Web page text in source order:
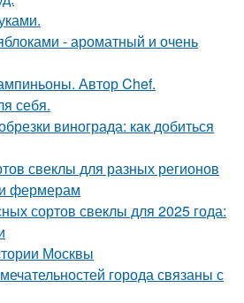
- ароматный и очень
Автор Chef.
себя.
винограда: как добиться
свеклы для разных регионов
фермерам
сортов свеклы для 2025 года:
Москвы
города связаны с